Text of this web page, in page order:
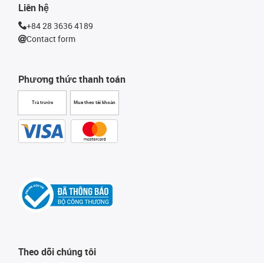
Phương thức thanh toán
Trả trước Mua theo tài khoản
Liên hệ
+84 28 3636 4189
Contact form
Theo dõi chúng tôi